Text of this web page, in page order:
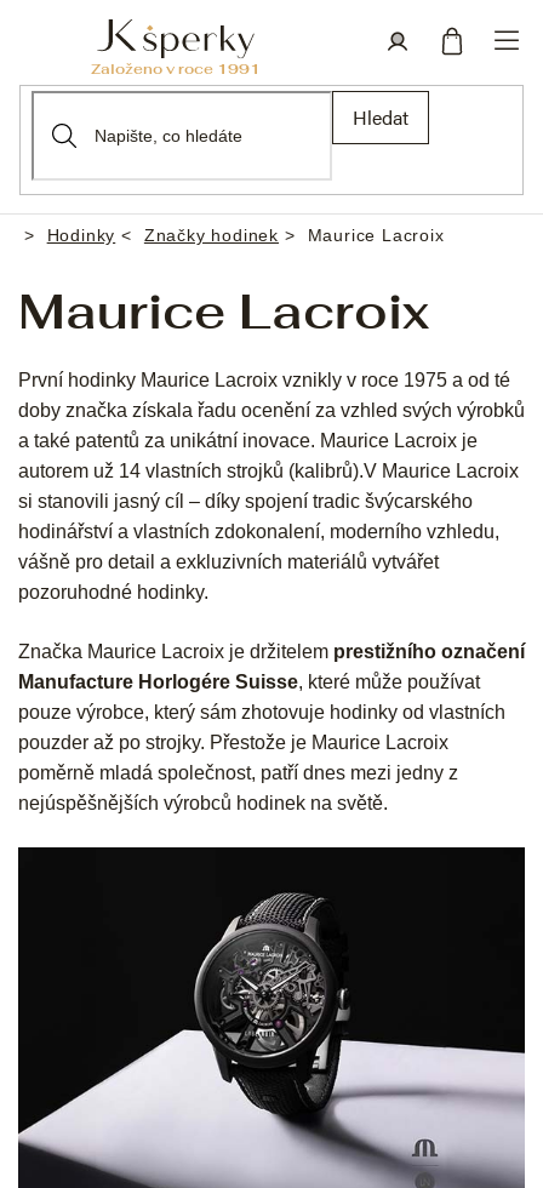
Hledat
Domů
Hodinky Značky hodinek Maurice Lacroix
Maurice Lacroix
První hodinky Maurice Lacroix vznikly v roce 1975 a od té
doby značka získala řadu ocenění za vzhled svých výrobků
a také patentů za unikátní inovace. Maurice Lacroix je
autorem už 14 vlastních strojků (kalibrů).V Maurice Lacroix
si stanovili jasný cíl – díky spojení tradic švýcarského
hodinářství a vlastních zdokonalení, moderního vzhledu,
vášně pro detail a exkluzivních materiálů vytvářet
pozoruhodné hodinky.
Značka Maurice Lacroix je držitelem prestižního označení
Manufacture Horlogére Suisse, které může používat
pouze výrobce, který sám zhotovuje hodinky od vlastních
pouzder až po strojky. Přestože je Maurice Lacroix
poměrně mladá společnost, patří dnes mezi jedny z
nejúspěšnějších výrobců hodinek na světě.